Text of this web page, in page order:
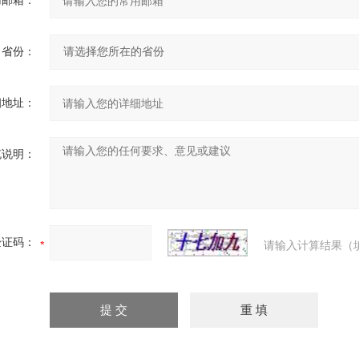
省份：
址：
明：
码： 请输入计算结果（